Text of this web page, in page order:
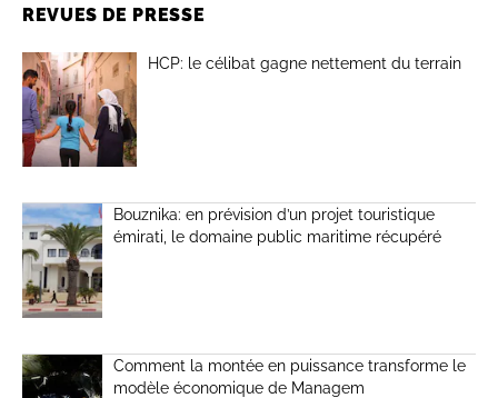
REVUES DE PRESSE
HCP: le célibat gagne nettement du terrain
Bouznika: en prévision d’un projet touristique
émirati, le domaine public maritime récupéré
Comment la montée en puissance transforme le
modèle économique de Managem